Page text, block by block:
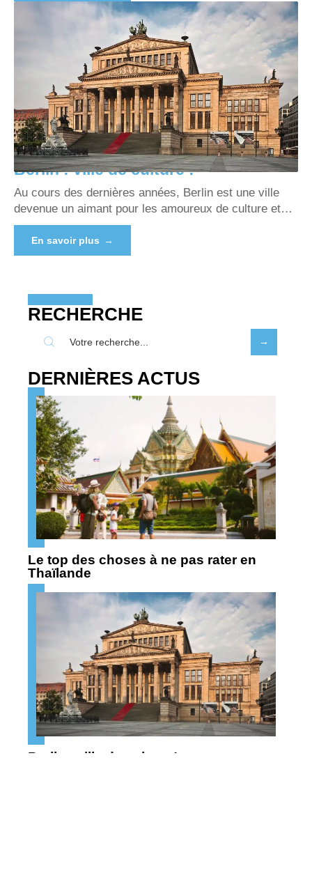
Berlin : ville de culture !
Au cours des dernières années, Berlin est une ville
devenue un aimant pour les amoureux de culture et…
En savoir plus
RECHERCHE
DERNIÈRES ACTUS
Le top des choses à ne pas rater en
Thaïlande
Berlin : ville de culture !